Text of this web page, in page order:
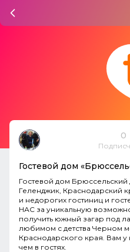
0
Гостевой дом
Гостевой дом Брюссельский
Геленджик, Краснодарский
и недорогих гостиниц и
НАС за уникальную
получить южный загар под
любимом с детства Черном
Краснодарского края. Вам у
чем в гостях.